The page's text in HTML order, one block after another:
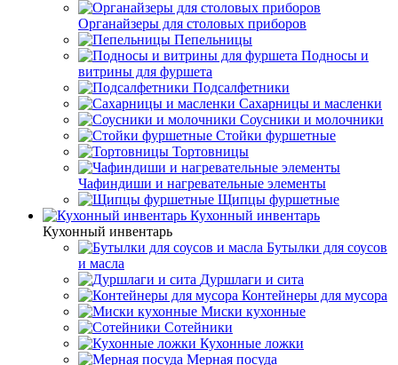
Органайзеры для столовых приборов
Пепельницы
Подносы и
витрины для фуршета
Подсалфетники
Сахарницы и масленки
Соусники и молочники
Стойки фуршетные
Тортовницы
Чафиндиши и нагревательные элементы
Щипцы фуршетные
Кухонный инвентарь
Кухонный инвентарь
Бутылки для соусов
и масла
Дуршлаги и сита
Контейнеры для мусора
Миски кухонные
Сотейники
Кухонные ложки
Мерная посуда